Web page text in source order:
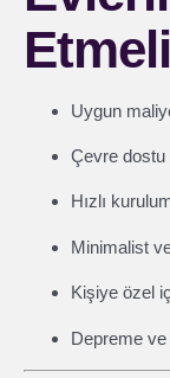
Uygun
Çevre dostu
Hızlı
Minimalist
Kişiye özel
Depreme ve